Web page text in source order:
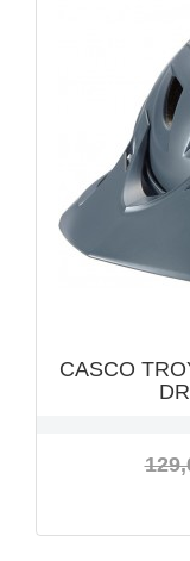
CASCO